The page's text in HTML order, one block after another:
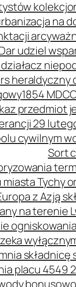
na
udziel
heraldyczny
1854
przedmiot
29
cywilnym
Sort
Tychy
z Azją
na terenie
placu 4549